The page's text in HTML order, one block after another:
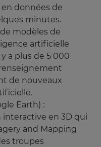
données de
minutes.
modèles de
artificielle
a plus de 5 000
de nouveaux
Earth) :
en 3D qui
and Mapping
troupes